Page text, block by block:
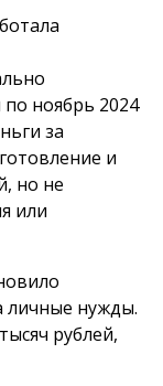
ноябрь 2024
за
и
но не
или
личные нужды.
рублей,